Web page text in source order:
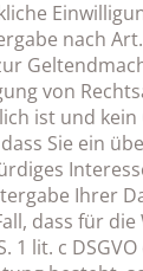
nach
von
ist und
Sie ein
Ihrer
dass für
1 lit. c